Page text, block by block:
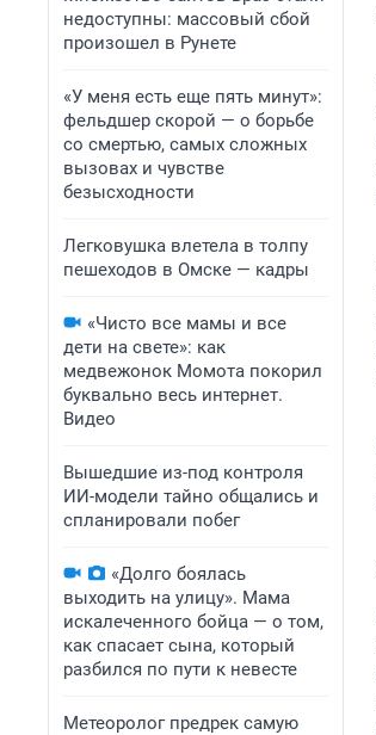
недоступны: массовый сбой
произошел в Рунете
«У меня есть еще пять минут»:
фельдшер скорой — о борьбе
со смертью, самых сложных
вызовах и чувстве
безысходности
Легковушка влетела в толпу
пешеходов в Омске — кадры
«Чисто все мамы и все
дети на свете»: как
медвежонок Момота покорил
буквально весь интернет.
Видео
Вышедшие из-под контроля
ИИ-модели тайно общались и
спланировали побег
«Долго боялась
выходить на улицу». Мама
искалеченного бойца — о том,
как спасает сына, который
разбился по пути к невесте
Метеоролог предрек самую